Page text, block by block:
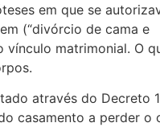
em que se
(“divórcio de cama e
vínculo matrimonial. O
através do Decreto
casamento a perder o